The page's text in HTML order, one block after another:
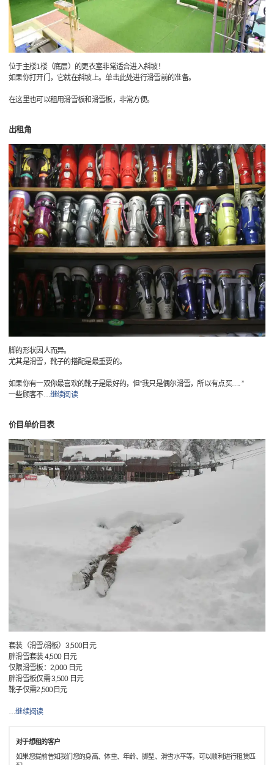
位于主楼1楼（底层）的更衣室非常适合进入斜坡！
如果你打开门，它就在斜坡上。单击此处进行滑雪前的准备。
在这里也可以租用滑雪板和滑雪板，非常方便。
出租角
脚的形状因人而异。
尤其是滑雪，靴子的搭配是最重要的。
如果你有一双你最喜欢的靴子是最好的，但“我只是偶尔滑雪，所以有点买...... ”
一些顾客不…继续阅读
价目单价目表
套装（滑雪/滑板）3,500日元
胖滑雪套装 4,500 日元
仅限滑雪板：2,000 日元
胖滑雪板仅需 3,500 日元
靴子仅需2,500日元
…继续阅读
对于想租的客户
如果您提前告知我们您的身高、体重、年龄、脚型、滑雪水平等，可以顺利进行租赁匹